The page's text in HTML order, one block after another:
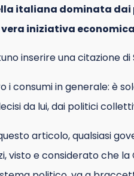
italiana dominata
iniziativa
inserire una citazione di
i consumi in generale: è
da lui, dai politici
articolo, qualsiasi
visto e considerato che